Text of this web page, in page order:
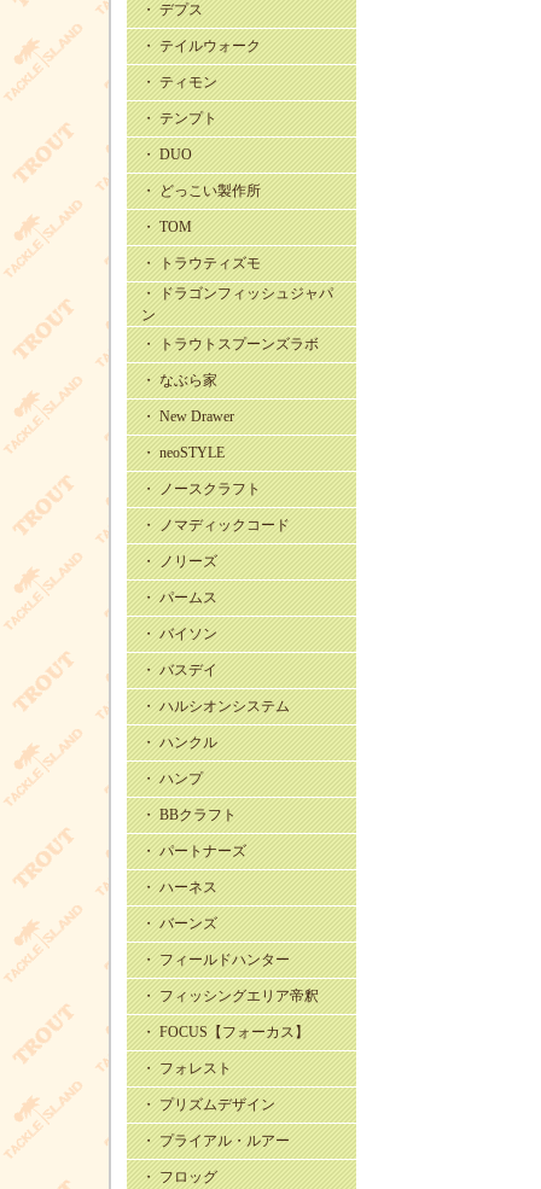
・ デプス
・ テイルウォーク
・ ティモン
・ テンプト
・ DUO
・ どっこい製作所
・ TOM
・ トラウティズモ
・ ドラゴンフィッシュジャパ
ン
・ トラウトスプーンズラボ
・ なぶら家
・ New Drawer
・ neoSTYLE
・ ノースクラフト
・ ノマディックコード
・ ノリーズ
・ パームス
・ バイソン
・ バスデイ
・ ハルシオンシステム
・ ハンクル
・ ハンプ
・ BBクラフト
・ パートナーズ
・ ハーネス
・ バーンズ
・ フィールドハンター
・ フィッシングエリア帝釈
・ FOCUS【フォーカス】
・ フォレスト
・ プリズムデザイン
・ プライアル・ルアー
・ フロッグ